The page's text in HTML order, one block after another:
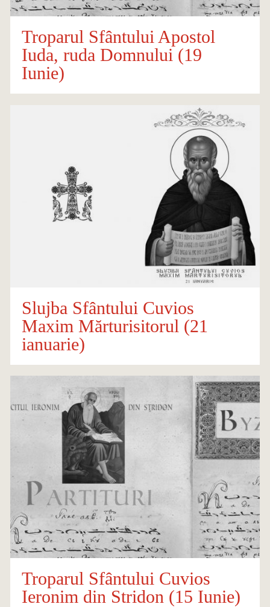
Troparul Sfântului Apostol
Iuda, ruda Domnului (19
Iunie)
Slujba Sfântului Cuvios
Maxim Mărturisitorul (21
ianuarie)
Troparul Sfântului Cuvios
Ieronim din Stridon (15 Iunie)